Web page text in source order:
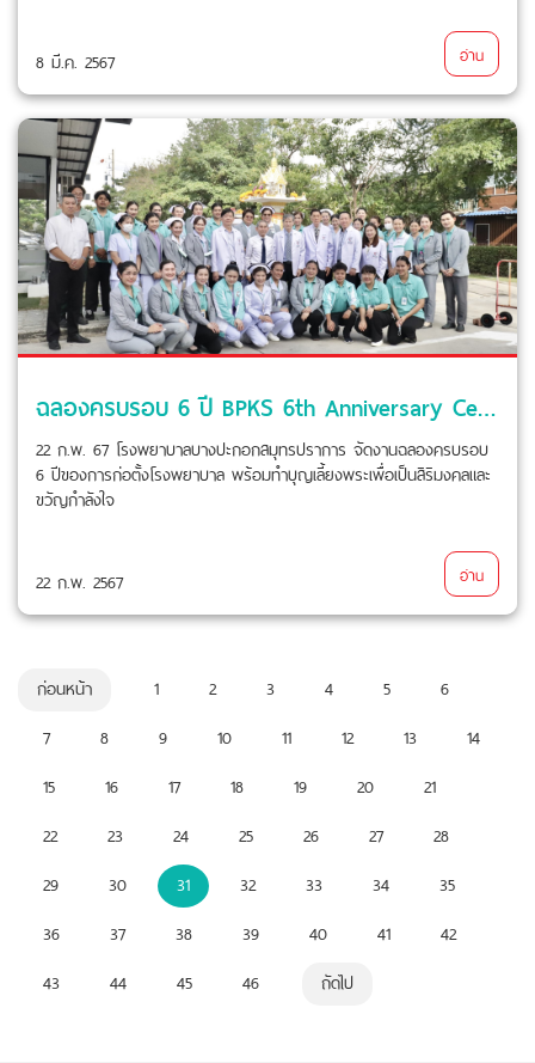
8 มี.ค. 2567 อ่าน
ฉลองครบรอบ 6 ปี BPKS 6th Anniversary Celebration
22 ก.พ. 67 โรงพยาบาลบางปะกอกสมุทรปราการ จัดงานฉลองครบรอบ
6 ปีของการก่อตั้งโรงพยาบาล พร้อมทำบุญเลี้ยงพระเพื่อเป็นสิริมงคลและ
ขวัญกำลังใจ
22 ก.พ. 2567 อ่าน
ก่อนหน้า 1 2 3 4 5
6
7
8 9 10 11 12 13
14
15
16 17 18 19 20
21
22
23 24 25 26 27
28
29
30 31 32 33 34
35
36
37 38 39 40 41
42
43
44 45 46 ถัดไป